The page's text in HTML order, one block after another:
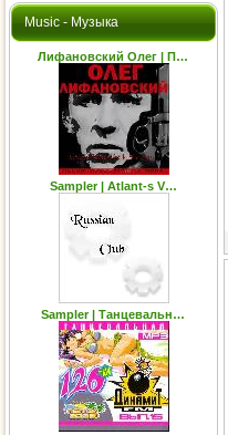
Music - Музыка
Лифановский Олег | П…
Sampler | Atlant-s V…
Sampler | Танцевальн…